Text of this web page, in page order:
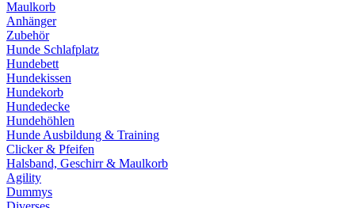
Maulkorb
Anhänger
Zubehör
Hunde Schlafplatz
Hundebett
Hundekissen
Hundekorb
Hundedecke
Hundehöhlen
Hunde Ausbildung & Training
Clicker & Pfeifen
Halsband, Geschirr & Maulkorb
Agility
Dummys